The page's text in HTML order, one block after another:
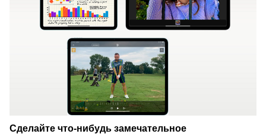
Сделайте что-нибудь замечательное